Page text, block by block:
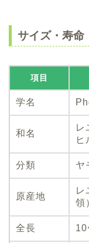
サイズ・寿命
項目
学名
和名
レ
ヒ
分類 ヤ
原産地
レ
領
全長 10